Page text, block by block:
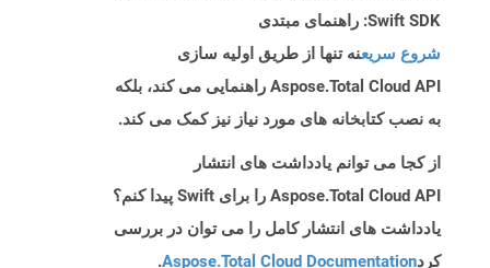
Swift SDK: راهنمای مبتدی
شروع سریعنه تنها از طریق اولیه سازی
Aspose.Total Cloud API راهنمایی می کند، بلکه
به نصب کتابخانه های مورد نیاز نیز کمک می کند.
از کجا می توانم یادداشت های انتشار
Aspose.Total Cloud API را برای Swift پیدا کنم؟
یادداشت های انتشار کامل را می توان در بررسی
کردAspose.Total Cloud Documentation
.